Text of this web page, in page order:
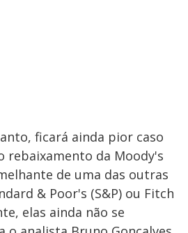
ficará ainda pior caso
rebaixamento da Moody's
de uma das outras
& Poor's (S&P) ou Fitch
elas ainda não se